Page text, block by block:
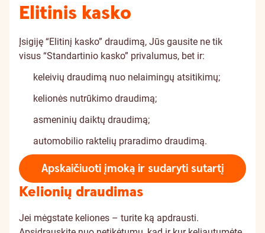
Elitinis kasko
Įsigiję “Elitinį kasko” draudimą, Jūs gausite ne tik
visus “Standartinio kasko” privalumus, bet ir:
keleivių draudimą nuo nelaimingų atsitikimų;
kelionės nutrūkimo draudimą;
asmeninių daiktų draudimą;
automobilio raktelių praradimo draudimą.
Apskaičiuoti įmoką ir sudaryti sutartį
Kelionių draudimas
Jei mėgstate keliones – turite ką apdrausti.